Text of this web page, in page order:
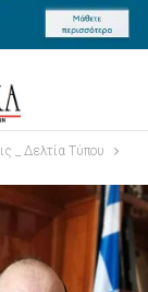
_ Δελτία Τύπου